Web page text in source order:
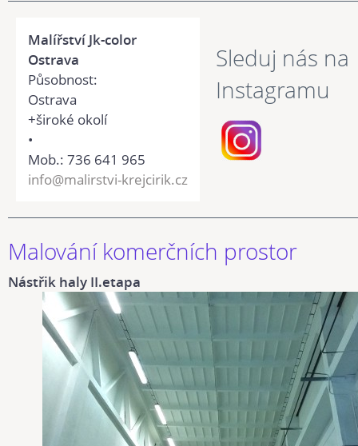
Malířství Jk-color
Ostrava
Působnost:
Ostrava
+široké okolí
•
Mob.: 736 641 965
info@malirstvi-krejcirik.cz
Sleduj nás na
Instagramu
Malování komerčních prostor
Nástřik haly II.etapa